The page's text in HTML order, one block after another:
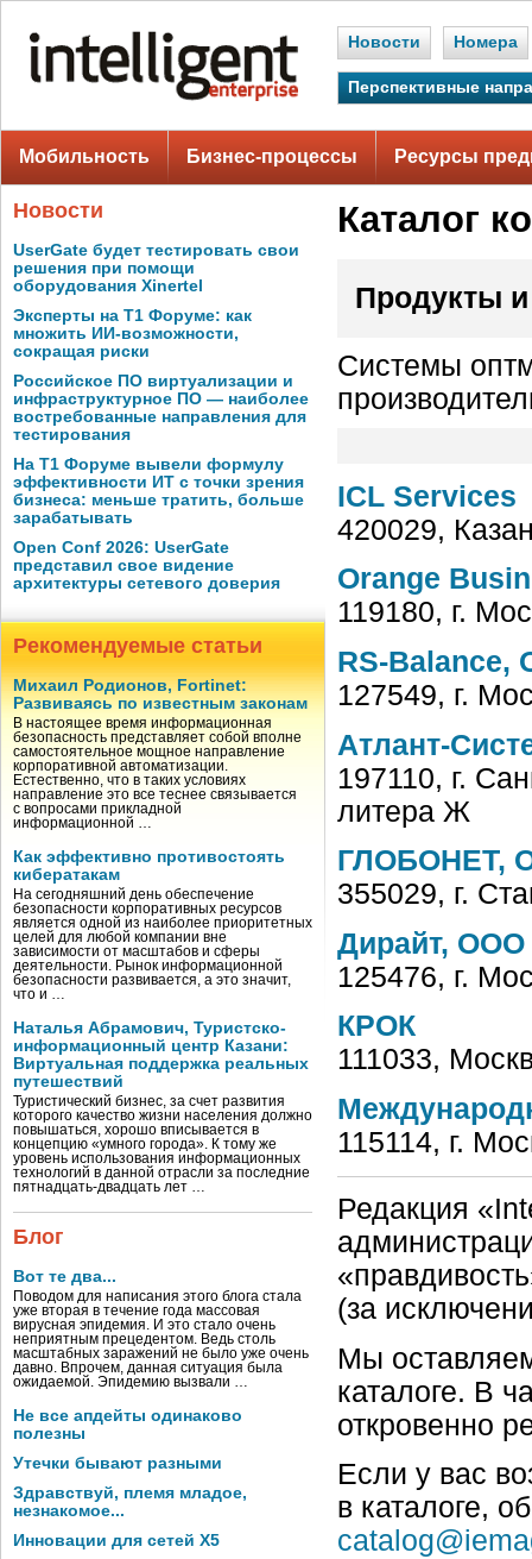
Новости Номера
Перспективные
Мобильность Бизнес-процессы Ресурсы
Новости
UserGate будет тестировать свои
решения при помощи
оборудования Xinertel
Эксперты на Т1 Форуме: как
множить ИИ-возможности,
сокращая риски
Российское ПО виртуализации и
инфраструктурное ПО — наиболее
востребованные направления для
тестирования
На Т1 Форуме вывели формулу
эффективности ИТ с точки зрения
бизнеса: меньше тратить, больше
зарабатывать
Open Conf 2026: UserGate
представил свое видение
архитектуры сетевого доверия
Рекомендуемые статьи
Михаил Родионов, Fortinet:
Развиваясь по известным законам
В настоящее время информационная
безопасность представляет собой вполне
самостоятельное мощное направление
корпоративной автоматизации.
Естественно, что в таких условиях
направление это все теснее связывается
с вопросами прикладной
информационной …
Как эффективно противостоять
кибератакам
На сегодняшний день обеспечение
безопасности корпоративных ресурсов
является одной из наиболее приоритетных
целей для любой компании вне
зависимости от масштабов и сферы
деятельности. Рынок информационной
безопасности развивается, а это значит,
что и …
Наталья Абрамович, Туристско-
информационный центр Казани:
Виртуальная поддержка реальных
путешествий
Туристический бизнес, за счет развития
которого качество жизни населения должно
повышаться, хорошо вписывается в
концепцию «умного города». К тому же
уровень использования информационных
технологий в данной отрасли за последние
пятнадцать-двадцать лет …
Блог
Вот те два...
Поводом для написания этого блога стала
уже вторая в течение года массовая
вирусная эпидемия. И это стало очень
неприятным прецедентом. Ведь столь
масштабных заражений не было уже очень
давно. Впрочем, данная ситуация была
ожидаемой. Эпидемию вызвали …
Не все апдейты одинаково
полезны
Утечки бывают разными
Здравствуй, племя младое,
незнакомое...
Инновации для сетей X5
Каталог
Продукты
Системы
ICL Services
420029,
Orange
119180, г.
RS-Balance,
127549, г.
Атлант-
197110, г.
литера Ж
ГЛОБОНЕТ,
355029, г.
Дирайт, ООО
125476, г.
КРОК
111033,
115114, г.
Редакция
(за
Мы
каталоге. В
откровенно
Если у вас
в каталоге,